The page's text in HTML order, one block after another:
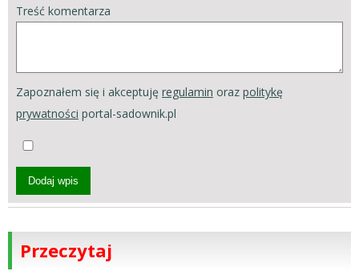
Treść komentarza
Zapoznałem się i akceptuję regulamin oraz politykę
prywatności portal-sadownik.pl
Dodaj wpis
Przeczytaj